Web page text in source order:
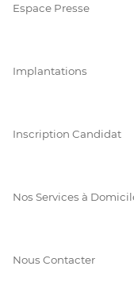
Espace Presse
Implantations
Inscription Candidat
Nos Services à
Nous Contacter